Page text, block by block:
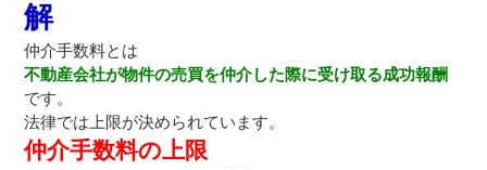
解
仲介手数料とは
不動産会社が物件の売買を仲介した際に受け取る成功報酬
です。
法律では上限が決められています。
仲介手数料の上限